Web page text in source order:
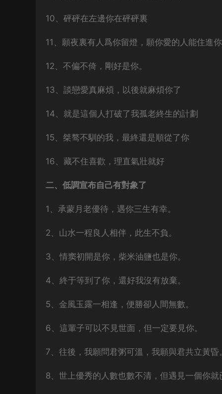
10、砰砰在左邊你在砰砰裏
11、願夜裏有人爲你留燈，願你愛的人能住進你
12、不偏不倚，剛好是你。
13、談戀愛真麻煩，以後就麻煩你了
14、就是這個人打破了我孤老終生的計劃
15、桀骜不馴的我，最終還是順從了你
16、藏不住喜歡，理直氣壯就好
二、低調宣布自己有對象了
1、承蒙月老優待，遇你三生有幸。
2、山水一程良人相伴，此生不負。
3、情窦初開是你，柴米油鹽也是你。
4、終于等到了你，還好我沒有放棄。
5、金風玉露一相逢，便勝卻人間無數。
6、這輩子可以不見世面，但一定要見你。
7、往後，我願問君粥可溫，我願與君共立黃昏。
8、世上優秀的人數也數不清，但遇見一個你就